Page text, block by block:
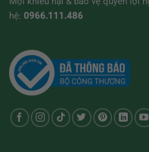
hệ: 0966.111.486